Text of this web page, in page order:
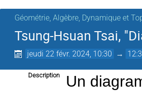
Géométrie, Algèbre, Dynamique et
Tsung-Hsuan Tsai,
jeudi 22 févr. 2024, 10:30 →
Description
Un